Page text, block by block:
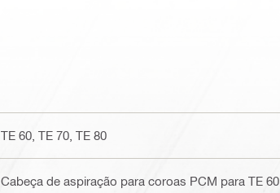
TE 60, TE 70, TE 80
Cabeça de aspiração para coroas PCM para TE